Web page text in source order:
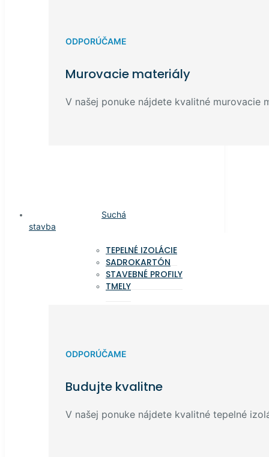
ODPORÚČAME
Murovacie materiály
V našej ponuke nájdete kvalitné murovacie
Suchá
stavba
TEPELNÉ IZOLÁCIE
SADROKARTÓN
STAVEBNÉ PROFILY
TMELY
ODPORÚČAME
Budujte kvalitne
V našej ponuke nájdete kvalitné tepelné